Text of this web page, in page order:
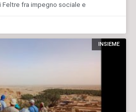
Feltre fra impegno sociale e
INSIEME